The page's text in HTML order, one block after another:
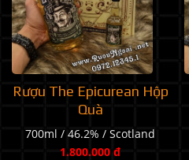
Rượu The Epicurean Hộp
Quà
700ml / 46.2% / Scotland
1.800.000 đ